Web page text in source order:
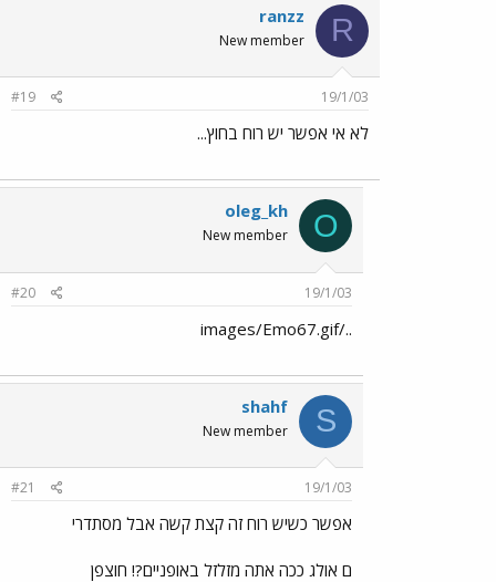
R
ranzz
New member
19/1/03
#19
לא אי אפשר יש רוח בחוץ...
O
oleg_kh
New member
19/1/03
#20
../images/Emo67.gif
S
shahf
New member
19/1/03
#21
אפשר כשיש רוח זה קצת קשה אבל מסתדרי
ם אולג ככה אתה מזלזל באופניים?! חוצפן